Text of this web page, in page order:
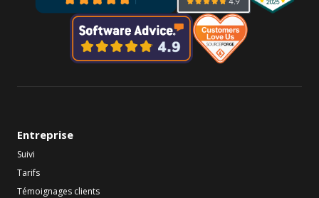
Entreprise
Suivi
Tarifs
Témoignages clients